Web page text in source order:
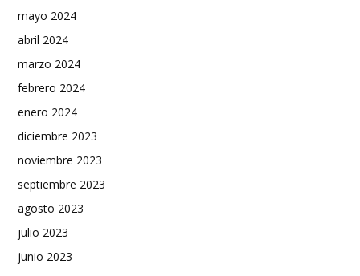
mayo 2024
abril 2024
marzo 2024
febrero 2024
enero 2024
diciembre 2023
noviembre 2023
septiembre 2023
agosto 2023
julio 2023
junio 2023